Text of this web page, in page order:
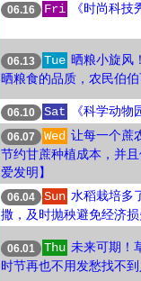
06.16 Fri 《时尚科技
06.13 Tue 晒粮小旋风
晒粮食的品质，农民伯
06.10 Sat 《科学动
06.07 Wed 让每一个蔗
节约甘蔗种植成本，并
爱发明】
06.04 Sun 水稻栽培多
撒，及时抛秧避免经济损
06.01 Thu 未来可期！
时节再也不用发愁找不到